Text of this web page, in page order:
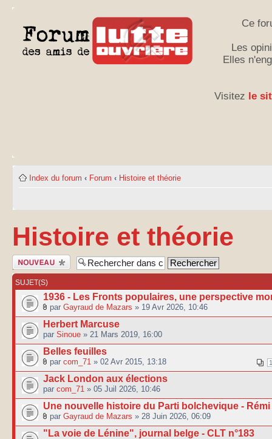
Ce
Les
Elles
Visitez le
Index du forum ‹ Forum ‹ Histoire et théorie
Histoire et théorie
Publier un
nouveau sujet
SUJET(S)
1936 - Les Fronts populaires, une perspective
par Gayraud de Mazars » 19 Avr 2026, 10:46
Herbert Marcuse
par Sinoue » 21 Mars 2019, 16:00
Belles feuilles
1
par com_71 » 02 Avr 2015, 13:18
Jack London aux élections
par com_71 » 05 Juil 2026, 10:46
Une nouvelle histoire du Parti bolchevique - Rémi
par Gayraud de Mazars » 28 Juin 2026, 06:09
"La voie de Lénine", journal belge - CLT n°183